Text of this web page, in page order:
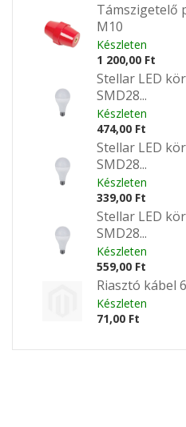
Támszigetelő
M10
Készleten
1 200,00 Ft
Stellar LED
SMD28...
Készleten
474,00 Ft
Stellar LED
SMD28...
Készleten
339,00 Ft
Stellar LED
SMD28...
Készleten
559,00 Ft
Riasztó kábel
Készleten
71,00 Ft